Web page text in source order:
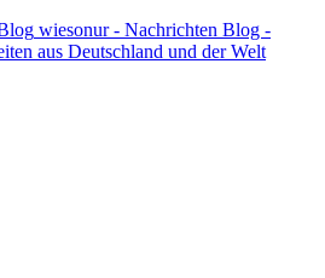
wiesonur - Nachrichten Blog -
aus Deutschland und der Welt